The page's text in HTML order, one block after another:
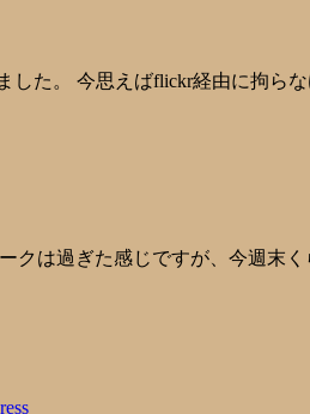
た。 今思えばflickr経由に拘
ークは過ぎた感じですが、今週